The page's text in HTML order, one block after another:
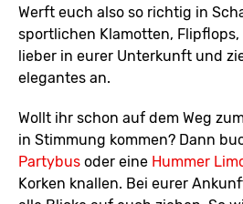
Werft euch also so richtig in
sportlichen Klamotten,
lieber in eurer Unterkunft und
elegantes an.
Wollt ihr schon auf dem Weg
in Stimmung kommen? Dann
Partybus oder eine Hummer
Korken knallen. Bei eurer